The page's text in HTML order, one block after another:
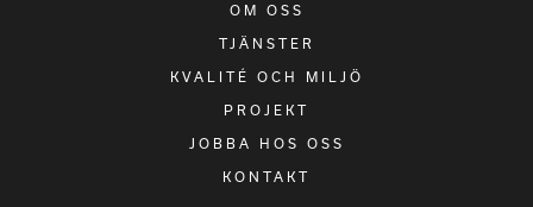
OM OSS
TJÄNSTER
KVALITÉ OCH MILJÖ
PROJEKT
JOBBA HOS OSS
KONTAKT